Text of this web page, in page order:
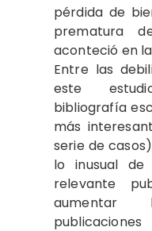
pérdida de
prematura
aconteció en
Entre las
este
bibliografía
más
serie de
lo inusual
relevante